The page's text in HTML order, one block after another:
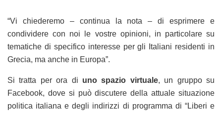
“Vi chiederemo – continua la nota – di esprimere e
condividere con noi le vostre opinioni, in particolare su
tematiche di specifico interesse per gli Italiani residenti in
Grecia, ma anche in Europa”.
Si tratta per ora di uno spazio virtuale, un gruppo su
Facebook, dove si può discutere della attuale situazione
politica italiana e degli indirizzi di programma di “Liberi e